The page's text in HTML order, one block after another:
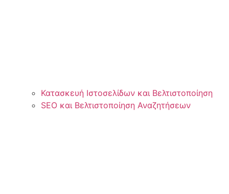
Κατασκευή Ιστοσελίδων και Βελτιστοποίηση
SEO και Βελτιστοποίηση Αναζητήσεων